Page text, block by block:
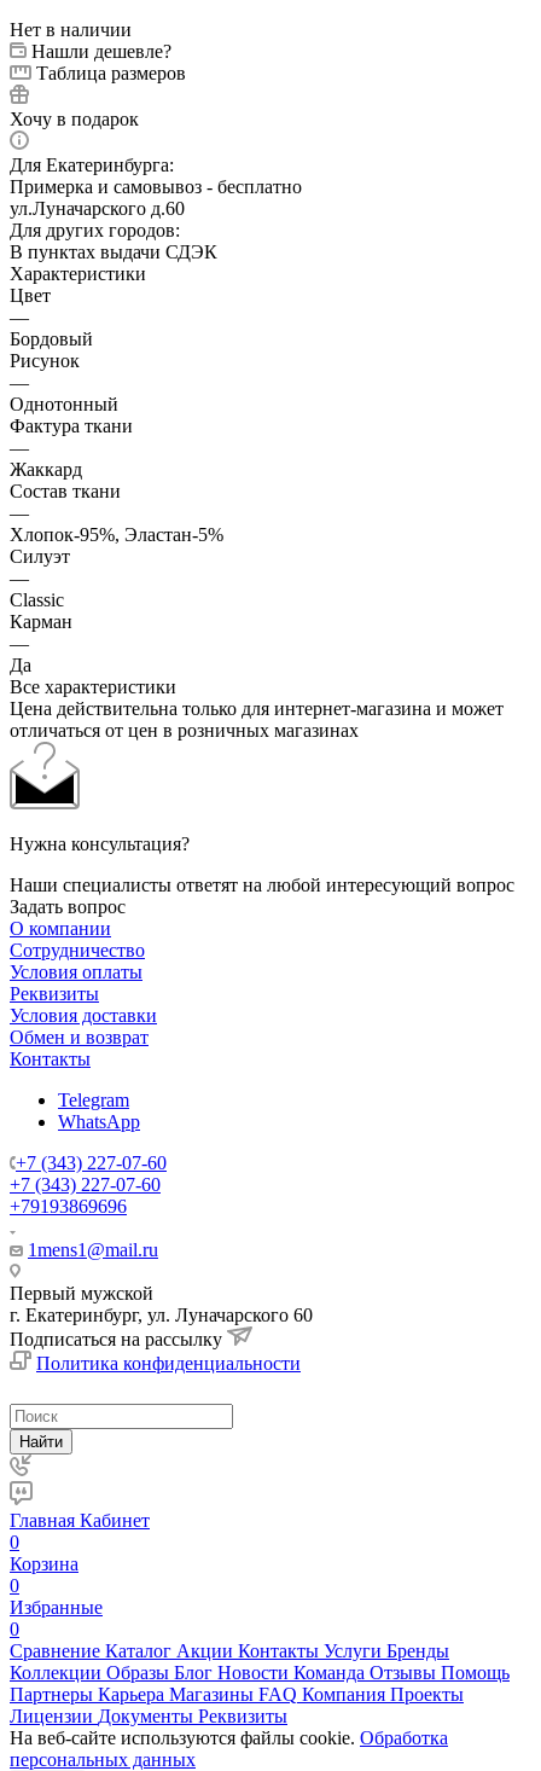
Нет в наличии
Нашли дешевле?
Таблица размеров
Хочу в подарок
Для Екатеринбурга:
Примерка и самовывоз - бесплатно
ул.Луначарского д.60
Для других городов:
В пунктах выдачи СДЭК
Характеристики
Цвет
—
Бордовый
Рисунок
—
Однотонный
Фактура ткани
—
Жаккард
Состав ткани
—
Хлопок-95%, Эластан-5%
Силуэт
—
Classic
Карман
—
Да
Все характеристики
Цена действительна только для интернет-магазина и может
отличаться от цен в розничных магазинах
Нужна консультация?
Наши специалисты ответят на любой интересующий вопрос
Задать вопрос
О компании
Сотрудничество
Условия оплаты
Реквизиты
Условия доставки
Обмен и возврат
Контакты
Telegram
WhatsApp
+7 (343) 227-07-60
+7 (343) 227-07-60
+79193869696
1mens1@mail.ru
Первый мужской
г. Екатеринбург, ул. Луначарского 60
Подписаться на рассылку
Политика конфиденциальности
Найти
Главная Кабинет
0
Корзина
0
Избранные
0
Сравнение Каталог Акции Контакты Услуги Бренды
Коллекции Образы Блог Новости Команда Отзывы Помощь
Партнеры Карьера Магазины FAQ Компания Проекты
Лицензии Документы Реквизиты
На веб-сайте используются файлы cookie. Обработка
персональных данных